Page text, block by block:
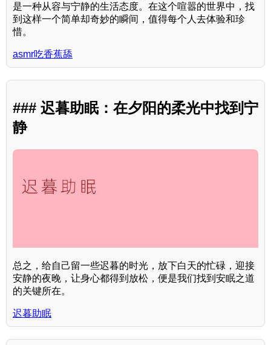
是一种从容与宁静的生活态度。在这个喧嚣的世界中，找
到这样一个简单却奇妙的瞬间，值得每个人去体验和珍
惜。
asmr吃香蕉舔
### 迟暮助眠：在夕阳的柔光中找到宁
静
总之，给自己留一些迟暮的时光，放下白天的忙碌，迎接
安静的夜晚，让身心都得到放松，便是我们找到安眠之道
的关键所在。
迟暮助眠